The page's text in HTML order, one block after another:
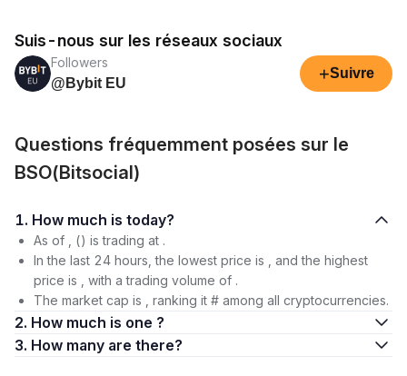
Suis-nous sur les réseaux sociaux
Followers
@Bybit EU
+Suivre
Questions fréquemment posées sur le
BSO(Bitsocial)
1. How much is today?
As of , () is trading at .
In the last 24 hours, the lowest price is , and the highest
price is , with a trading volume of .
The market cap is , ranking it # among all cryptocurrencies.
2. How much is one ?
3. How many are there?